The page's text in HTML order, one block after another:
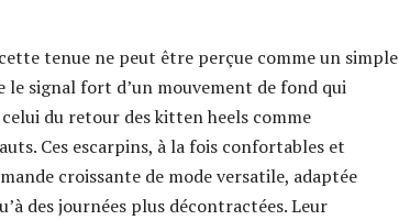
tenue ne peut être perçue comme un simple
le signal fort d’un mouvement de fond qui
du retour des kitten heels comme
Ces escarpins, à la fois confortables et
croissante de mode versatile, adaptée
des journées plus décontractées. Leur